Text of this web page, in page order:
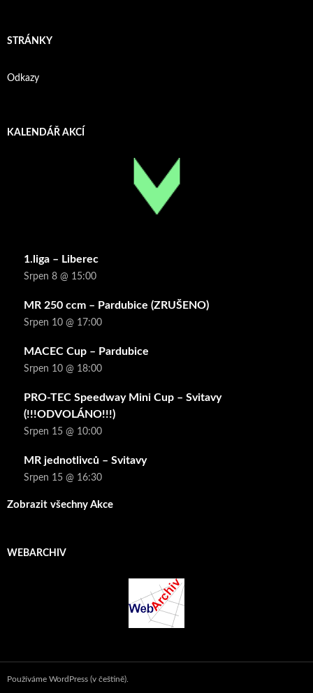
STRÁNKY
Odkazy
KALENDÁŘ AKCÍ
1.liga – Liberec
Srpen 8 @ 15:00
MR 250 ccm – Pardubice (ZRUŠENO)
Srpen 10 @ 17:00
MACEC Cup – Pardubice
Srpen 10 @ 18:00
PRO-TEC Speedway Mini Cup – Svitavy
(!!!ODVOLÁNO!!!)
Srpen 15 @ 10:00
MR jednotlivců – Svitavy
Srpen 15 @ 16:30
Zobrazit všechny Akce
WEBARCHIV
Používáme WordPress (v češtině).